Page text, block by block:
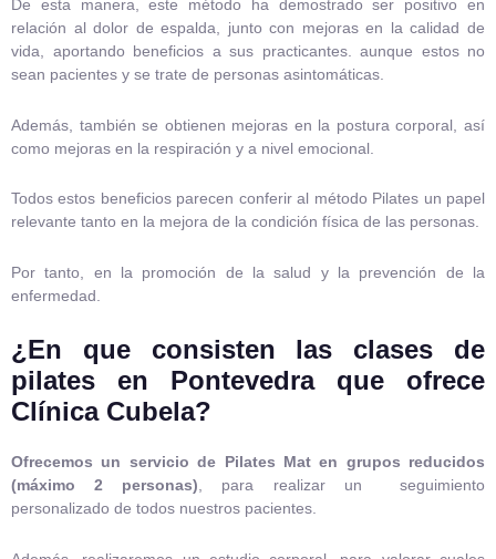
De esta manera, este método ha demostrado ser positivo en
relación al dolor de espalda, junto con mejoras en la calidad de
vida, aportando beneficios a sus practicantes. aunque estos no
sean pacientes y se trate de personas asintomáticas.
Además, también se obtienen mejoras en la postura corporal, así
como mejoras en la respiración y a nivel emocional.
Todos estos beneficios parecen conferir al método Pilates un papel
relevante tanto en la mejora de la condición física de las personas.
Por tanto, en la promoción de la salud y la prevención de la
enfermedad.
¿En que consisten las clases de
pilates en Pontevedra que ofrece
Clínica Cubela?
Ofrecemos un servicio de Pilates Mat en grupos reducidos
(máximo 2 personas), para realizar un seguimiento
personalizado de todos nuestros pacientes.